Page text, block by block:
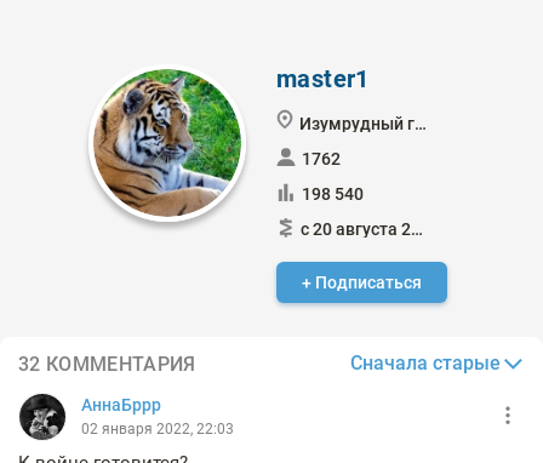
master1
Изумрудный город
1762
198 540
с 20 августа 2021
+ Подписаться
32 КОММЕНТАРИЯ Сначала старые
АннаБррр
02 января 2022, 22:03